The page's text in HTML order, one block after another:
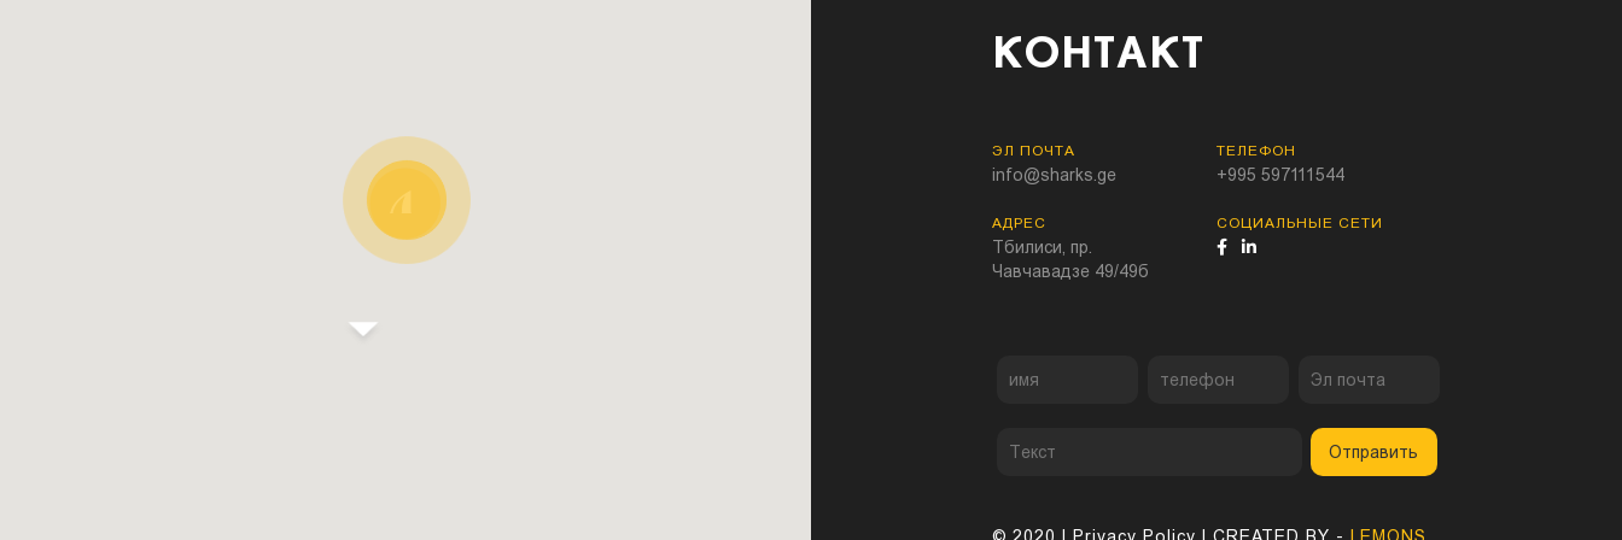
КОНТАКТ
ЭЛ ПОЧТА
info@sharks.ge
ТЕЛЕФОН
+995 597111544
АДРЕС
Тбилиси, пр.
Чавчавадзе 49/49б
СОЦИАЛЬНЫЕ СЕТИ
Отправить
© 2020 | Privacy Policy | CREATED BY - LEMONS